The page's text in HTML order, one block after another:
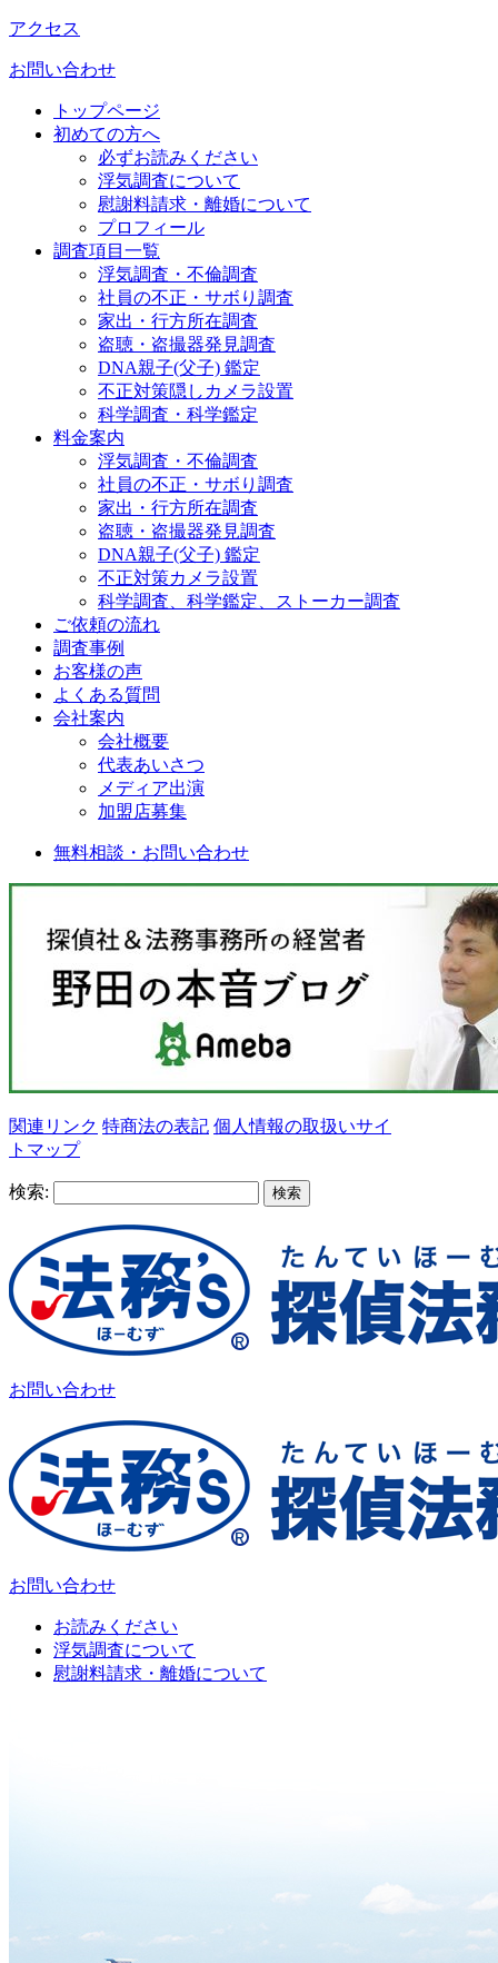
アクセス
お問い合わせ
トップページ
初めての方へ
必ずお読みください
浮気調査について
慰謝料請求・離婚について
プロフィール
調査項目一覧
浮気調査・不倫調査
社員の不正・サボり調査
家出・行方所在調査
盗聴・盗撮器発見調査
DNA親子(父子) 鑑定
不正対策隠しカメラ設置
科学調査・科学鑑定
料金案内
浮気調査・不倫調査
社員の不正・サボり調査
家出・行方所在調査
盗聴・盗撮器発見調査
DNA親子(父子) 鑑定
不正対策カメラ設置
科学調査、科学鑑定、ストーカー調査
ご依頼の流れ
調査事例
お客様の声
よくある質問
会社案内
会社概要
代表あいさつ
メディア出演
加盟店募集
無料相談・お問い合わせ
関連リンク 特商法の表記 個人情報の取扱いサイ
トマップ
検索:
お問い合わせ
お問い合わせ
お読みください
浮気調査について
慰謝料請求・離婚について